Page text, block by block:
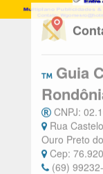
Guia
CNPJ:
Rua
Ouro Preto do
Cep: